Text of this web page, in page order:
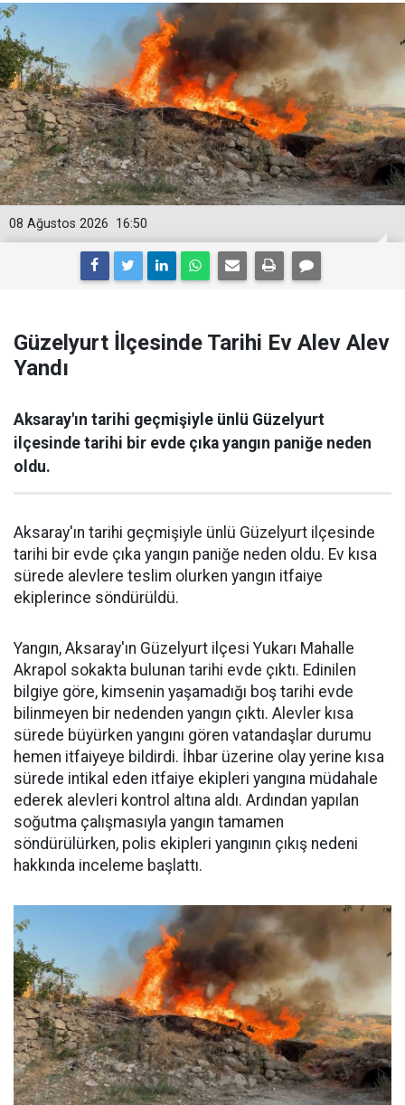
16:50
08 Ağustos 2026
Güzelyurt İlçesinde Tarihi Ev Alev Alev
Yandı
Aksaray'ın tarihi geçmişiyle ünlü Güzelyurt
ilçesinde tarihi bir evde çıka yangın paniğe neden
oldu.
Aksaray'ın tarihi geçmişiyle ünlü Güzelyurt ilçesinde
tarihi bir evde çıka yangın paniğe neden oldu. Ev kısa
sürede alevlere teslim olurken yangın itfaiye
ekiplerince söndürüldü.
Yangın, Aksaray'ın Güzelyurt ilçesi Yukarı Mahalle
Akrapol sokakta bulunan tarihi evde çıktı. Edinilen
bilgiye göre, kimsenin yaşamadığı boş tarihi evde
bilinmeyen bir nedenden yangın çıktı. Alevler kısa
sürede büyürken yangını gören vatandaşlar durumu
hemen itfaiyeye bildirdi. İhbar üzerine olay yerine kısa
sürede intikal eden itfaiye ekipleri yangına müdahale
ederek alevleri kontrol altına aldı. Ardından yapılan
soğutma çalışmasıyla yangın tamamen
söndürülürken, polis ekipleri yangının çıkış nedeni
hakkında inceleme başlattı.